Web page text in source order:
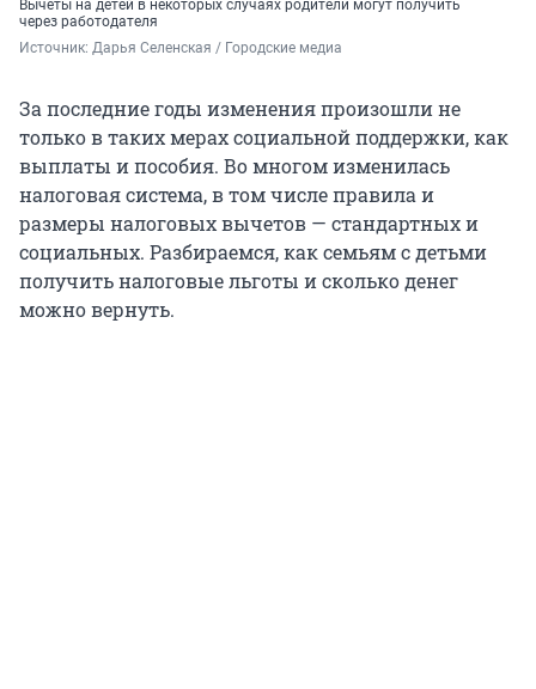
Вычеты на детей в некоторых случаях родители могут получить
через работодателя
Источник: Дарья Селенская / Городские медиа
За последние годы изменения произошли не
только в таких мерах социальной поддержки, как
выплаты и пособия. Во многом изменилась
налоговая система, в том числе правила и
размеры налоговых вычетов — стандартных и
социальных. Разбираемся, как семьям с детьми
получить налоговые льготы и сколько денег
можно вернуть.